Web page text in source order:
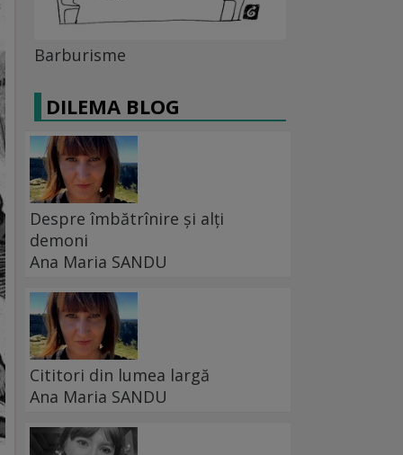
Barburisme
DILEMA BLOG
Despre îmbătrînire și alți
demoni
Ana Maria SANDU
Cititori din lumea largă
Ana Maria SANDU